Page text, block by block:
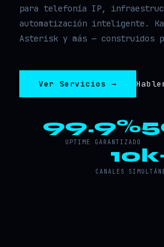
para telefonía IP,
automatización inteligente.
Asterisk y más — construidos
Ver Servicios →
99.9%
UPTIME GARANTIZADO
CANALES